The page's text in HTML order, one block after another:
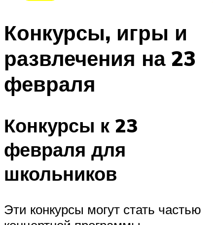
Конкурсы, игры и
развлечения на 23
февраля
Конкурсы к 23
февраля для
школьников
Эти конкурсы могут стать частью